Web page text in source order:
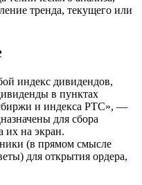
тренда, текущего или
индекс дивидендов,
в пунктах
и индекса РТС», —
для сбора
их на экран.
(в прямом смысле
для открытия ордера,